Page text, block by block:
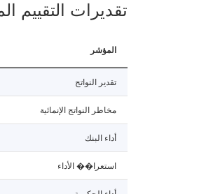
تقديرات التقييم
المؤشر
تقدير النواتج
مخاطر النواتج الإنمائية
أداء البنك
استعرا�� الأداء